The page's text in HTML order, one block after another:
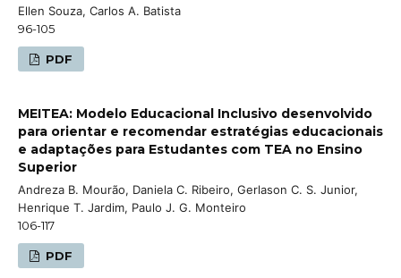
Ellen Souza, Carlos A. Batista
96-105
PDF
MEITEA: Modelo Educacional Inclusivo desenvolvido
para orientar e recomendar estratégias educacionais
e adaptações para Estudantes com TEA no Ensino
Superior
Andreza B. Mourão, Daniela C. Ribeiro, Gerlason C. S. Junior,
Henrique T. Jardim, Paulo J. G. Monteiro
106-117
PDF